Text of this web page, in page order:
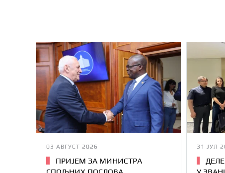
03 АВГУСТ 2026
ПРИЈЕМ ЗА МИНИСТРА
31 ЈУЛ